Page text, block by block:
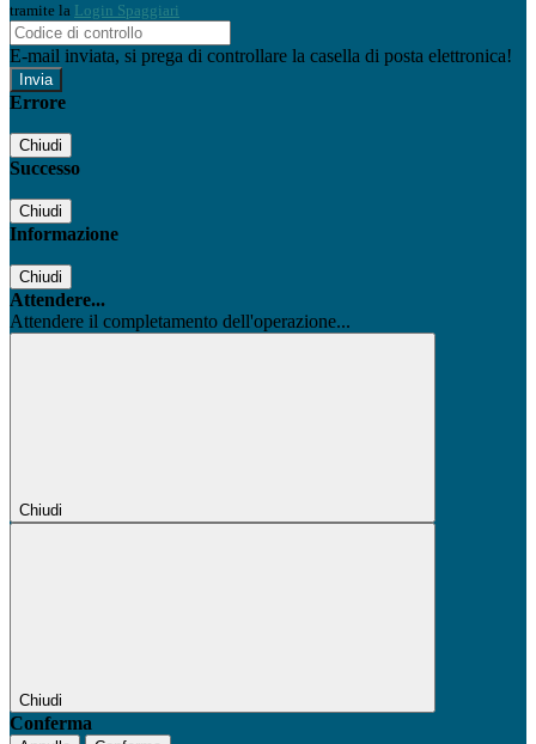
tramite la Login Spaggiari
E-mail inviata, si prega di controllare la casella di posta elettronica!
Errore
Chiudi
Successo
Chiudi
Informazione
Chiudi
Attendere...
Attendere il completamento dell'operazione...
Chiudi
Chiudi
Conferma